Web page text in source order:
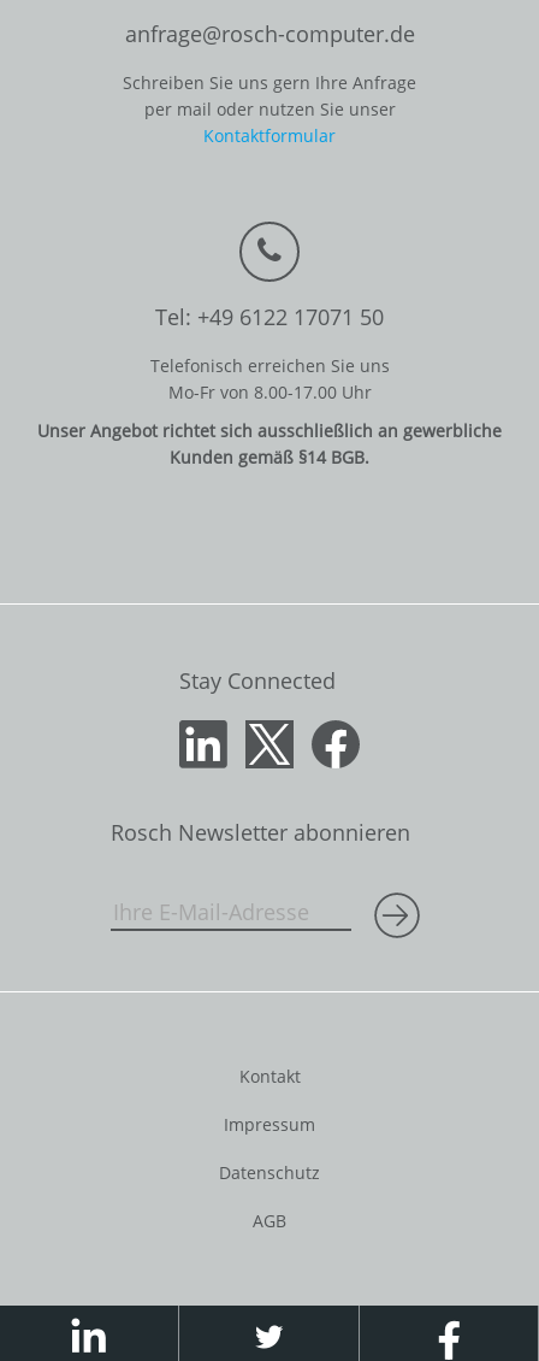
anfrage@rosch-computer.de
Schreiben Sie uns gern Ihre Anfrage
per mail oder nutzen Sie unser
Kontaktformular
Tel: +49 6122 17071 50
Telefonisch erreichen Sie uns
Mo-Fr von 8.00-17.00 Uhr
Unser Angebot richtet sich ausschließlich an gewerbliche
Kunden gemäß §14 BGB.
Stay Connected
Rosch Newsletter abonnieren
Kontakt
Impressum
Datenschutz
AGB